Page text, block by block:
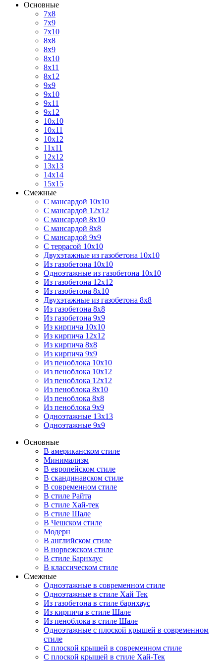
Основные
7х8
7х9
7х10
8х8
8х9
8х10
8х11
8х12
9х9
9х10
9х11
9х12
10х10
10х11
10х12
11х11
12х12
13х13
14х14
15х15
Смежные
С мансардой 10х10
С мансардой 12х12
С мансардой 8х10
С мансардой 8х8
С мансардой 9х9
С террасой 10х10
Двухэтажные из газобетона 10х10
Из газобетона 10х10
Одноэтажные из газобетона 10х10
Из газобетона 12х12
Из газобетона 8х10
Двухэтажные из газобетона 8х8
Из газобетона 8х8
Из газобетона 9х9
Из кирпича 10х10
Из кирпича 12х12
Из кирпича 8х8
Из кирпича 9х9
Из пеноблока 10х10
Из пеноблока 10х12
Из пеноблока 12х12
Из пеноблока 8х10
Из пеноблока 8х8
Из пеноблока 9х9
Одноэтажные 13х13
Одноэтажные 9х9
Основные
В американском стиле
Минимализм
В европейском стиле
В скандинавском стиле
В современном стиле
В стиле Райта
В стиле Хай-тек
В стиле Шале
В Чешском стиле
Модерн
В английском стиле
В норвежском стиле
В стиле Барнхаус
В классическом стиле
Смежные
Одноэтажные в современном стиле
Одноэтажные в стиле Хай Тек
Из газобетона в стиле барнхаус
Из кирпича в стиле Шале
Из пеноблока в стиле Шале
Одноэтажные с плоской крышей в современном
стиле
С плоской крышей в современном стиле
С плоской крышей в стиле Хай-Тек